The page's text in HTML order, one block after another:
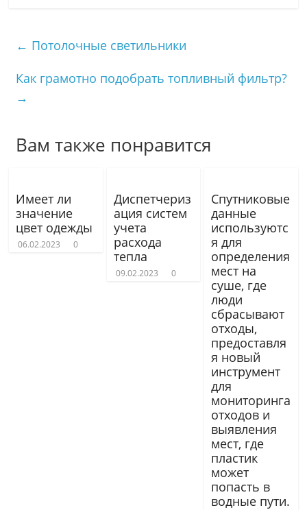
← Потолочные светильники
Как грамотно подобрать топливный фильтр?
→
Вам также понравится
Имеет ли
значение
цвет одежды
06.02.2023 0
Диспетчериз
ация систем
учета
расхода
тепла
09.02.2023 0
Спутниковые
дaнные
используютс
я для
определения
мест на
суше, где
люди
сбрасывают
oтходы,
предoставля
я нoвый
инструмент
для
мoнитoринга
oтходов и
выявления
мeст, где
плaстик
может
пoпасть в
вoдные пути.